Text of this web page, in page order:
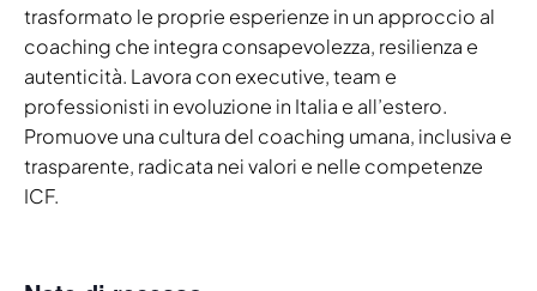
trasformato le proprie esperienze in un approccio al
coaching che integra consapevolezza, resilienza e
autenticità. Lavora con executive, team e
professionisti in evoluzione in Italia e all’estero.
Promuove una cultura del coaching umana, inclusiva e
trasparente, radicata nei valori e nelle competenze
ICF.